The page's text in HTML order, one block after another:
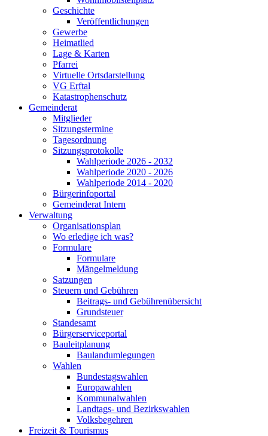
Geschichte
Veröffentlichungen
Gewerbe
Heimatlied
Lage & Karten
Pfarrei
Virtuelle Ortsdarstellung
VG Erftal
Katastrophenschutz
Gemeinderat
Mitglieder
Sitzungstermine
Tagesordnung
Sitzungsprotokolle
Wahlperiode 2026 - 2032
Wahlperiode 2020 - 2026
Wahlperiode 2014 - 2020
Bürgerinfoportal
Gemeinderat Intern
Verwaltung
Organisationsplan
Wo erledige ich was?
Formulare
Formulare
Mängelmeldung
Satzungen
Steuern und Gebühren
Beitrags- und Gebührenübersicht
Grundsteuer
Standesamt
Bürgerserviceportal
Bauleitplanung
Baulandumlegungen
Wahlen
Bundestagswahlen
Europawahlen
Kommunalwahlen
Landtags- und Bezirkswahlen
Volksbegehren
Freizeit & Tourismus